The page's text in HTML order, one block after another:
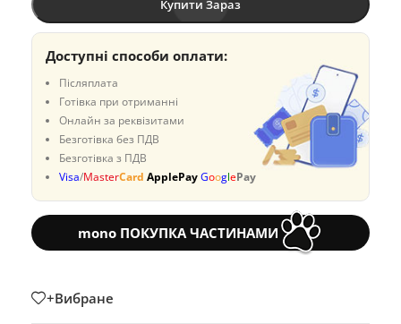
Купити Зараз
Доступні способи оплати:
Післяплата
Готівка при отриманні
Онлайн за реквізитами
Безготівка без ПДВ
Безготівка з ПДВ
Visa/MasterCard ApplePayGooglePay
mono ПОКУПКА ЧАСТИНАМИ
+Вибране